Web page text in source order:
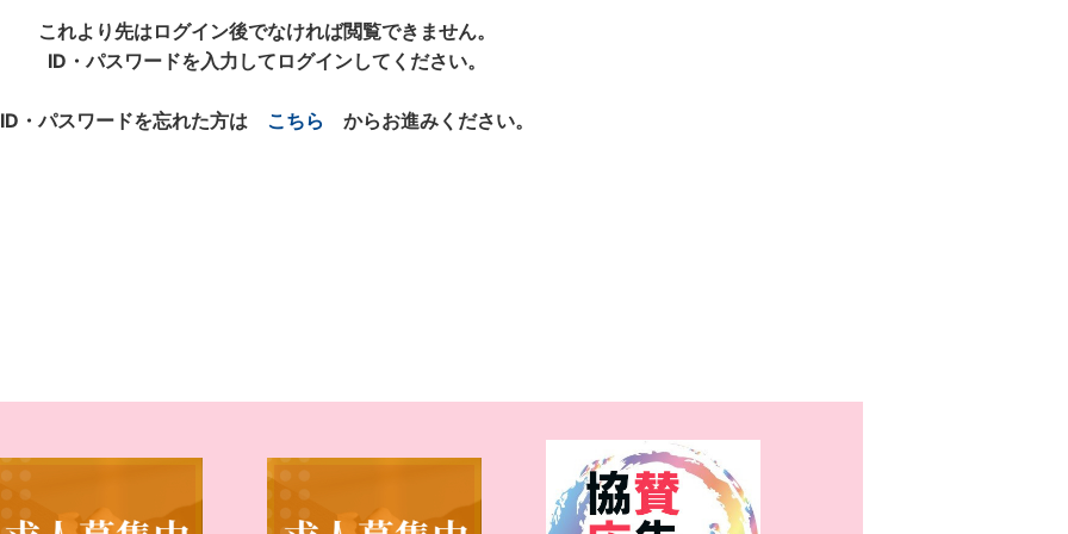
これより先はログイン後でなければ閲覧できません。
ID・パスワードを入力してログインしてください。
ID・パスワードを忘れた方は こちら からお進みください。